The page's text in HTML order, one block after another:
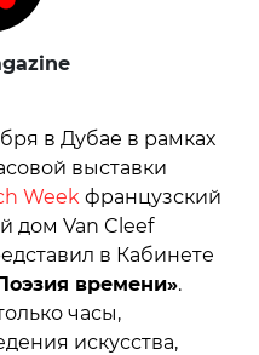
в Дубае в рамках
выставки
Week французский
дом Van Cleef
в Кабинете
времени».
часы,
искусства,